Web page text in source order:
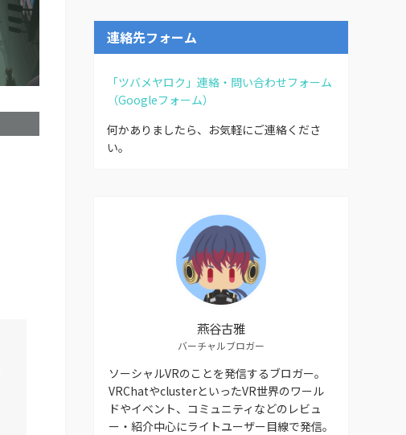
連絡先フォーム
「ツバメヤロク」連絡・問い合わせフォーム
（Googleフォーム）
何かありましたら、お気軽にご連絡くださ
い。
燕谷古雅
バーチャルブロガー
ソーシャルVRのことを発信するブロガー。
VRChatやclusterといったVR世界のワール
ドやイベント、コミュニティなどのレビュ
ー・紹介中心にライトユーザー目線で発信。